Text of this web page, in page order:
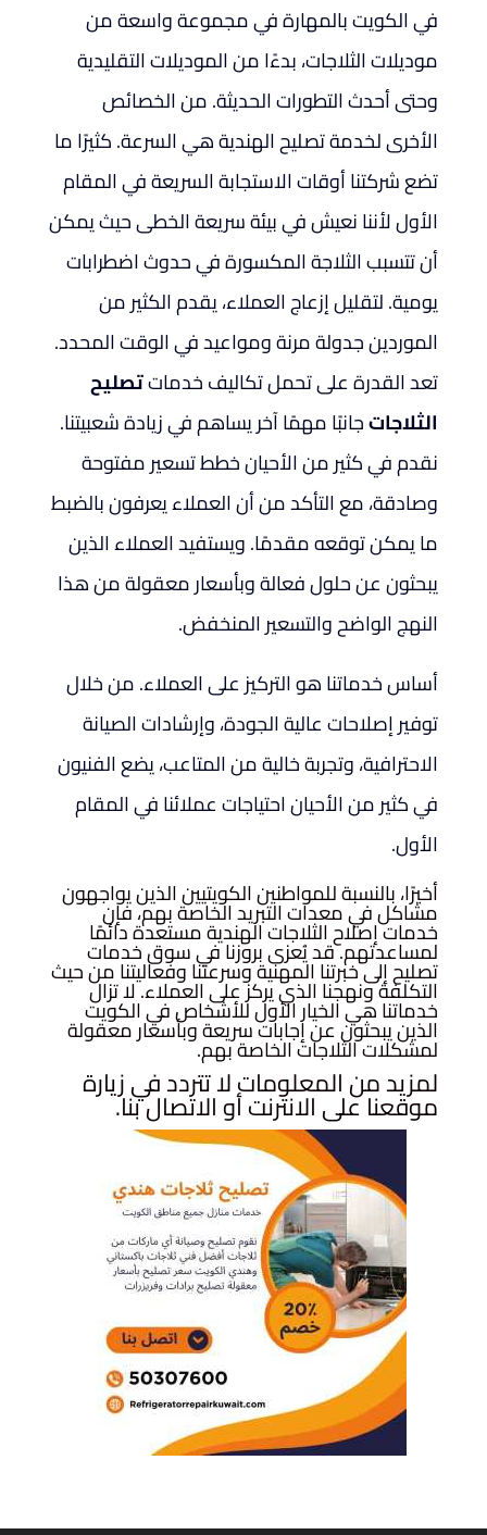
في الكويت بالمهارة في مجموعة واسعة من
موديلات الثلاجات، بدءًا من الموديلات التقليدية
وحتى أحدث التطورات الحديثة.من الخصائص
الأخرى لخدمة تصليح الهندية هي السرعة. كثيرًا ما
تضع شركتنا أوقات الاستجابة السريعة في المقام
الأول لأننا نعيش في بيئة سريعة الخطى حيث يمكن
أن تتسبب الثلاجة المكسورة في حدوث اضطرابات
يومية. لتقليل إزعاج العملاء، يقدم الكثير من
الموردين جدولة مرنة ومواعيد في الوقت المحدد.
تعد القدرة على تحمل تكاليف خدماتتصليح
الثلاجاتجانبًا مهمًا آخر يساهم في زيادة شعبيتنا.
نقدم في كثير من الأحيان خطط تسعير مفتوحة
وصادقة، مع التأكد من أن العملاء يعرفون بالضبط
ما يمكن توقعه مقدمًا. ويستفيد العملاء الذين
يبحثون عن حلول فعالة وبأسعار معقولة من هذا
النهج الواضح والتسعير المنخفض.
أساس خدماتنا هو التركيز على العملاء. من خلال
توفير إصلاحات عالية الجودة، وإرشادات الصيانة
الاحترافية، وتجربة خالية من المتاعب، يضع الفنيون
في كثير من الأحيان احتياجات عملائنا في المقام
الأول.
أخيرًا، بالنسبة للمواطنين الكويتيين الذين يواجهون
مشاكل في معدات التبريد الخاصة بهم، فإن
خدمات إصلاح الثلاجات الهندية مستعدة دائمًا
لمساعدتهم. قد يُعزى بروزنا في سوق خدمات
تصليح إلى خبرتنا المهنية وسرعتنا وفعاليتنا من حيث
التكلفة ونهجنا الذي يركز على العملاء. لا تزال
خدماتنا هي الخيار الأول للأشخاص في الكويت
الذين يبحثون عن إجابات سريعة وبأسعار معقولة
لمشكلات الثلاجات الخاصة بهم.
لمزيد من المعلومات لا تتردد في زيارة
موقعنا على الانترنت أو الاتصال بنا.